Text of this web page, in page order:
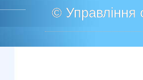
© Управління